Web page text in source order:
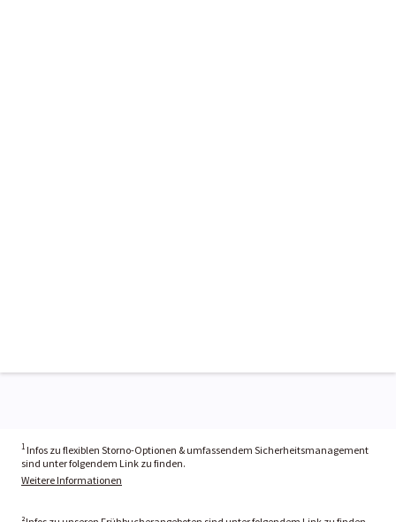
1 Infos zu flexiblen Storno-Optionen & umfassendem Sicherheitsmanagement
sind unter folgendem Link zu finden.
Weitere Informationen